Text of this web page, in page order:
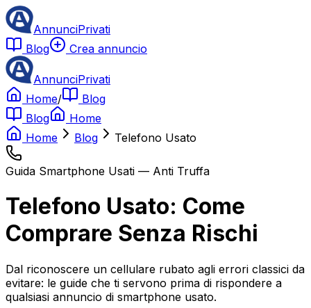
AnnunciPrivati
Blog
Crea annuncio
AnnunciPrivati
Home/
Blog
Blog
Home
Home
Blog Telefono Usato
Guida Smartphone Usati — Anti Truffa
Telefono Usato: Come
Comprare Senza Rischi
Dal riconoscere un cellulare rubato agli errori classici da
evitare: le guide che ti servono prima di rispondere a
qualsiasi annuncio di smartphone usato.